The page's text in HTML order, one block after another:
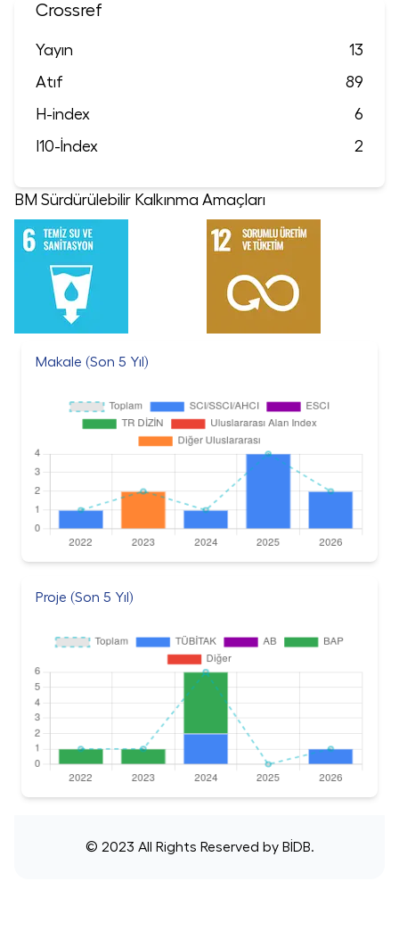
Crossref
Yayın
13
Atıf
89
H-index
6
I10-İndex
2
BM Sürdürülebilir Kalkınma Amaçları
Makale (Son 5 Yıl)
Proje (Son 5 Yıl)
© 2023 All Rights Reserved byBİDB.